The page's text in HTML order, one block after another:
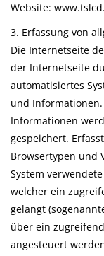
Website:
3. Erfassung von
Die Internetseite
der Internetseite
automatisiertes
und
Informationen
gespeichert.
Browsertypen und
System
welcher ein
gelangt
über ein
angesteuert